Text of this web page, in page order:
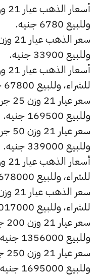
وللبيع 6780 جنيه.
وللبيع 33900 جنيه.
للشراء، وللبيع 67800 جنيه.
وللبيع 169500 جنيه.
وللبيع 339000 جنيه.
للشراء، وللبيع 678000 جنيه.
للشراء، وللبيع 1017000 جنيه.
وللبيع 1356000 جنيه.
وللبيع 1695000 جنيه.